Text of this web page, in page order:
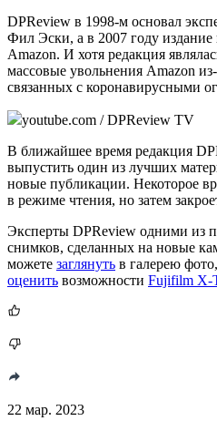
DPReview в 1998-м основал
Фил Эски, а в 2007 году
Amazon. И хотя редакция
массовые увольнения Amazon
связанных с коронавирусными
youtube.com / DPReview TV
В ближайшее время редакция
выпустить один из лучших
новые публикации. Некоторое
в режиме чтения, но затем
Эксперты DPReview одними из
снимков, сделанных на новые
можете заглянуть в галерею
оценить возможности Fujifilm X-
22 мар. 2023